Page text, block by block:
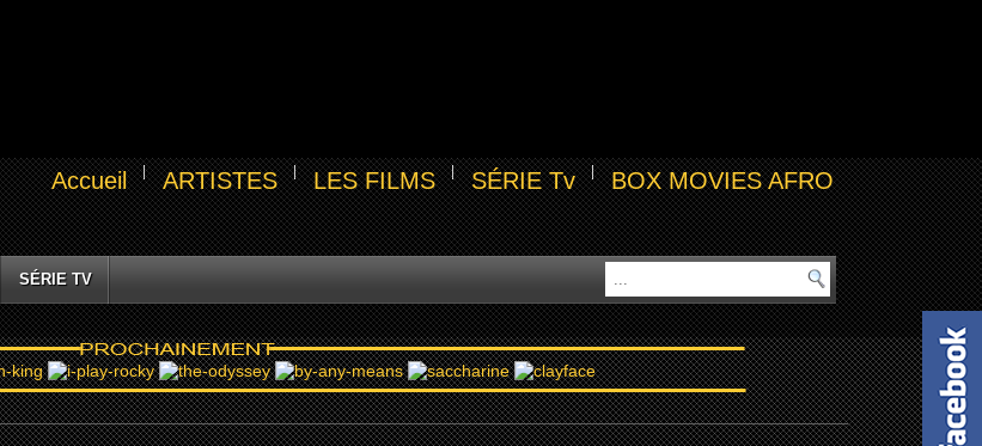
Accueil ARTISTES LES FILMS SÉRIE Tv BOX MOVIES AFRO
SÉRIE TV